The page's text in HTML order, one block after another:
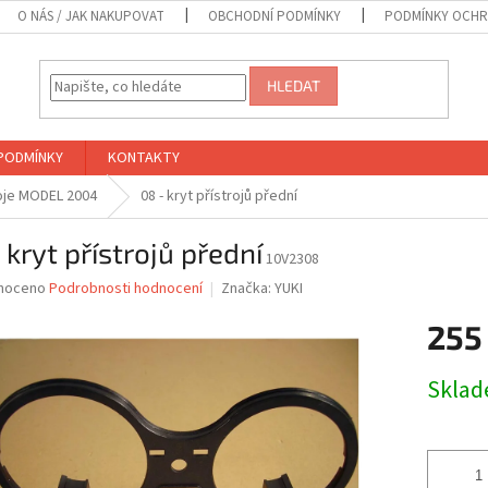
O NÁS / JAK NAKUPOVAT OBCHODNÍ PODMÍNKY PODMÍNKY
HLEDAT
KONTAKTY
MODEL 2004 08 - kryt přístrojů přední
přístrojů přední10V2308
Podrobnosti hodnocení Značka: YUKI
255
cena: